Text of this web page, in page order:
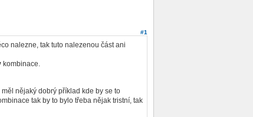
#1
nalezne, tak tuto nalezenou část ani
kombinace.
nějaký dobrý příklad kde by se to
tak by to bylo třeba nějak tristní, tak